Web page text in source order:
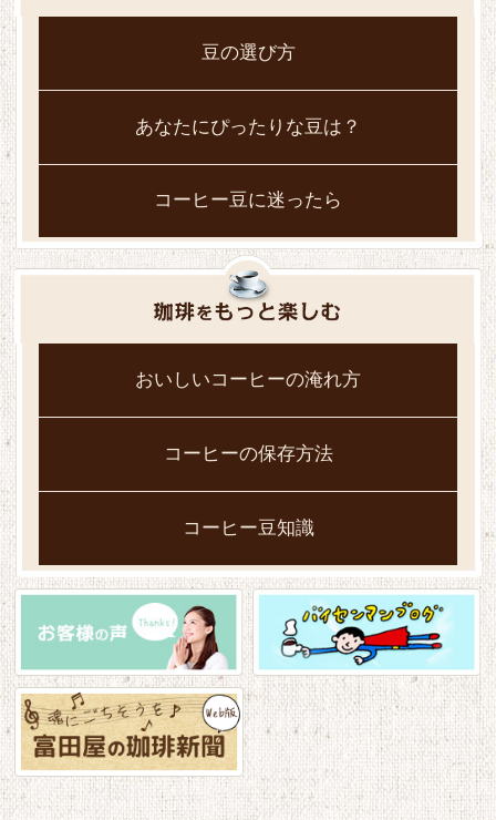
豆の選び方
あなたにぴったりな豆は？
コーヒー豆に迷ったら
おいしいコーヒーの淹れ方
コーヒーの保存方法
コーヒー豆知識